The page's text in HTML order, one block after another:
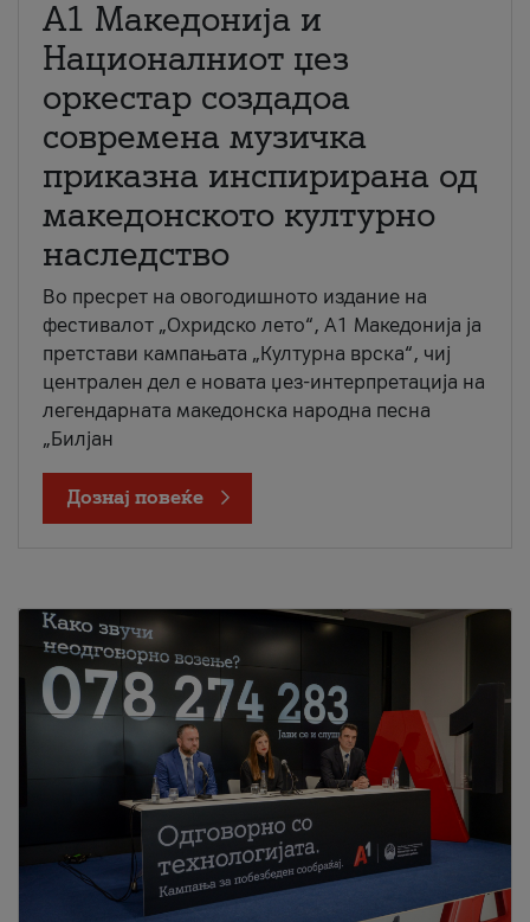
А1 Македонија и
Националниот џез
оркестар создадоа
современа музичка
приказна инспирирана од
македонското културно
наследство
Во пресрет на овогодишното издание на
фестивалот „Охридско лето“, А1 Македонија ја
претстави кампањата „Културна врска“, чиј
централен дел е новата џез-интерпретација на
легендарната македонска народна песна
„Билјан
Дознај повеќе